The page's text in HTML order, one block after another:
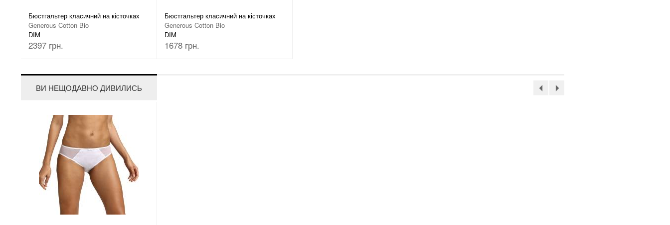
Бюстгальтер класичний на кісточках
Generous Cotton Bio
DIM
2397 грн.
Бюстгальтер класичний на кісточках
Generous Cotton Bio
DIM
1678 грн.
ВИ НЕЩОДАВНО ДИВИЛИСЬ